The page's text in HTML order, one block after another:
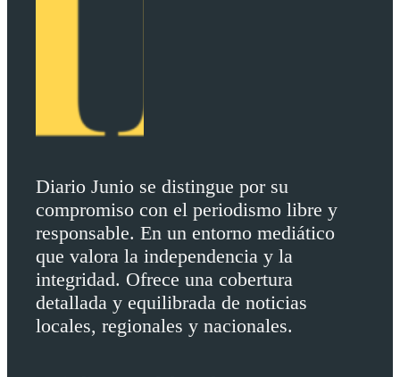
Diario Junio se distingue por su
compromiso con el periodismo libre y
responsable. En un entorno mediático
que valora la independencia y la
integridad. Ofrece una cobertura
detallada y equilibrada de noticias
locales, regionales y nacionales.